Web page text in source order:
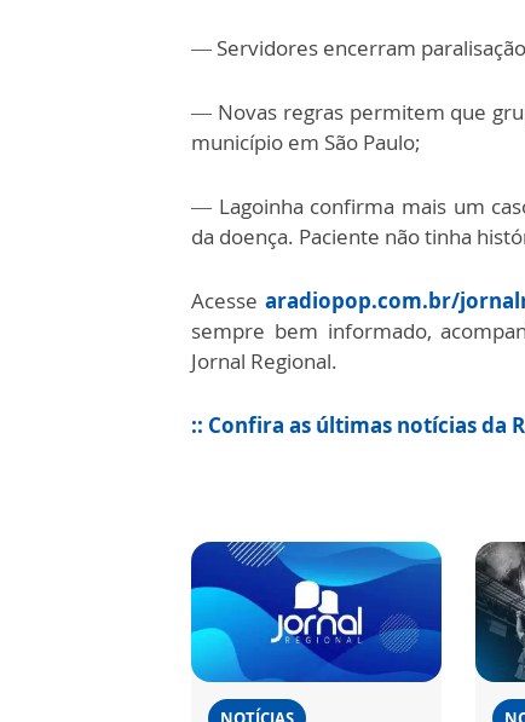
— Servidores encerram
— Novas regras permitem que
município em São Paulo;
— Lagoinha confirma mais um
da doença. Paciente não tinha
Acesse aradiopop.com.br/
sempre bem informado,
Jornal Regional.
:: Confira as últimas notícias da